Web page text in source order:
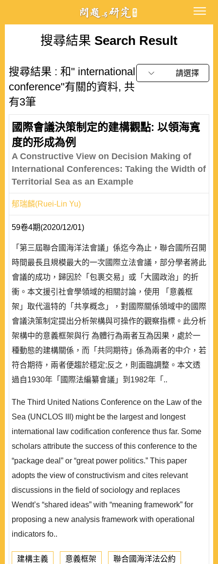
搜尋結果 Search Result
搜尋結果 : 和" international
conference"有關的資料, 共
有3筆
請選擇
國際會議決策制定的建構觀點: 以領海寬
度的形成為例
A Constructive View on Decision Making of
International Conferences: Taking the Width of
Territorial Sea as an Example
郁瑞麟(Ruei-Lin Yu)
59卷4期(2020/12/01)
「第三屆聯合國海洋法會議」係迄今為止，聯合國所召開
時間最長且規模最大的一次國際立法會議，部分學者將此
會議的成功，歸因於「包裹交易」或「大國政治」的折
衝。本文援引社會學領域的相關討論，使用 「意義框
架」取代溫特的「共享概念」，對國際關係領域中的國際
會議決策制定提出分析架構與可操作的觀察指標。此分析
架構中的意義框架與行 為體行為兩者互為因果，處於一
種動態的建構關係，而「共同期待」係為兩者的中介，若
符合期待，兩者便趨於穩定;反之，則面臨調整。本文透
過自1930年「國際法編纂會議」到1982年「..
The Third United Nations Conference on the Law of the
Sea (UNCLOS III) might be the largest and longest
international law codification conference thus far. Some
scholars attribute the success of this conference to the
“package deal” or “great power politics.” This paper
adopts the view of constructivism and cites relevant
discussions in the field of sociology and replaces
Wendt’s “shared ideas” with “meaning framework” for
proposing a new analysis framework with operational
indicators fo..
建構主義 意義框架 聯合國海洋法公約